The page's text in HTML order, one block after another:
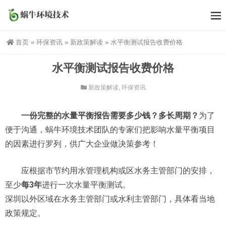
首页 » 环保资讯 » 新政策解读 » 水平衡测试报告收费价格
水平衡测试报告收费价格
新政策解读, 环保资讯
一份完整的水量平衡报告需要多少钱？多长周期？ 为了
便于沟通，蜗牛环境技术团队的专家们把影响水量平衡项目
的因素进行罗列，供广大企业做决策参考！
应根据市节约用水管理机构或区水务主管部门的安排，
至少每3年进行一次水量平衡测试。
深圳以外区域在水务主管部门或水利主管部门，具体看当地
政策规定。